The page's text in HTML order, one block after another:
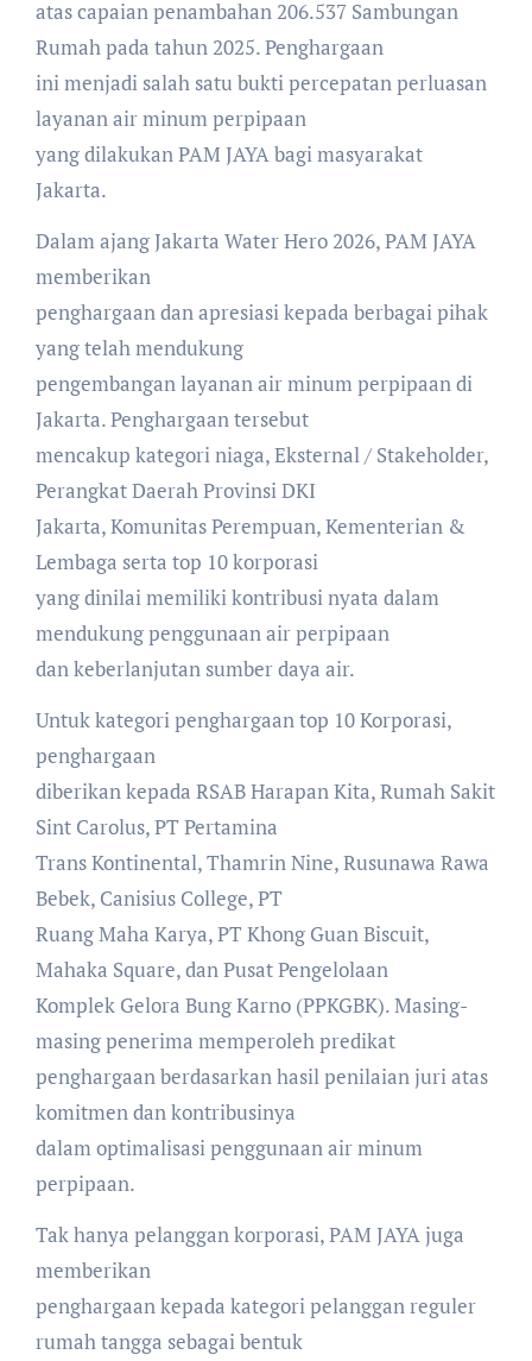
atas capaian penambahan 206.537 Sambungan
Rumah pada tahun 2025. Penghargaan
ini menjadi salah satu bukti percepatan perluasan
layanan air minum perpipaan
yang dilakukan PAM JAYA bagi masyarakat
Jakarta.
Dalam ajang Jakarta Water Hero 2026, PAM JAYA
memberikan
penghargaan dan apresiasi kepada berbagai pihak
yang telah mendukung
pengembangan layanan air minum perpipaan di
Jakarta. Penghargaan tersebut
mencakup kategori niaga, Eksternal / Stakeholder,
Perangkat Daerah Provinsi DKI
Jakarta, Komunitas Perempuan, Kementerian &
Lembaga serta top 10 korporasi
yang dinilai memiliki kontribusi nyata dalam
mendukung penggunaan air perpipaan
dan keberlanjutan sumber daya air.
Untuk kategori penghargaan top 10 Korporasi,
penghargaan
diberikan kepada RSAB Harapan Kita, Rumah Sakit
Sint Carolus, PT Pertamina
Trans Kontinental, Thamrin Nine, Rusunawa Rawa
Bebek, Canisius College, PT
Ruang Maha Karya, PT Khong Guan Biscuit,
Mahaka Square, dan Pusat Pengelolaan
Komplek Gelora Bung Karno (PPKGBK). Masing-
masing penerima memperoleh predikat
penghargaan berdasarkan hasil penilaian juri atas
komitmen dan kontribusinya
dalam optimalisasi penggunaan air minum
perpipaan.
Tak hanya pelanggan korporasi, PAM JAYA juga
memberikan
penghargaan kepada kategori pelanggan reguler
rumah tangga sebagai bentuk